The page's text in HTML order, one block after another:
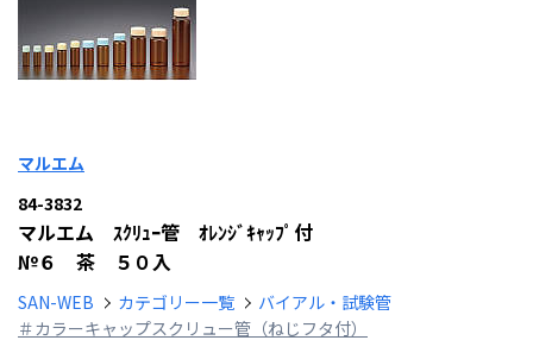
マルエム
84-3832
マルエム ｽｸﾘｭｰ管 ｵﾚﾝｼﾞｷｬｯﾌﾟ付
№６ 茶 ５０入
SAN-WEB カテゴリー一覧
バイアル・試験管
＃カラーキャップスクリュー管（ねじフタ付）